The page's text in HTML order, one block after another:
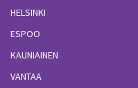
HELSINKI
ESPOO
KAUNIAINEN
VANTAA